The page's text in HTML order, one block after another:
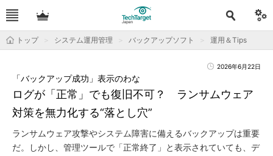
トップ システム運用管理 バックアップソフト 運用＆Tips
2026年6月22日
ログが「正常」でも復旧不可？ ランサムウェア
対策を無力化する“落とし穴”
「バックアップ成功」表示のわな
ランサムウェア攻撃やシステム障害に備えるバックアップは重要
だ。しかし、管理ツールで「正常終了」と表示されていても、デ